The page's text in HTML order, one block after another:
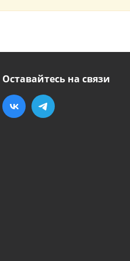
Оставайтесь на связи